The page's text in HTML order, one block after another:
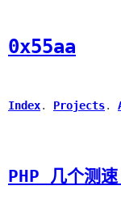
0x55aa
Index. Projects.
PHP 几个测